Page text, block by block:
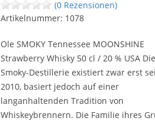
(0 Rezensionen)
Artikelnummer: 1078
Ole SMOKY Tennessee MOONSHINE
Strawberry Whisky 50 cl / 20 % USA
Smoky-Destillerie existiert zwar erst
2010, basiert jedoch auf einer
langanhaltenden Tradition von
Whiskeybrennern. Die Familie ihres